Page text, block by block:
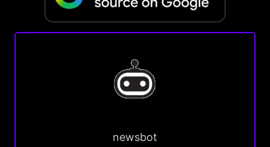
newsbot